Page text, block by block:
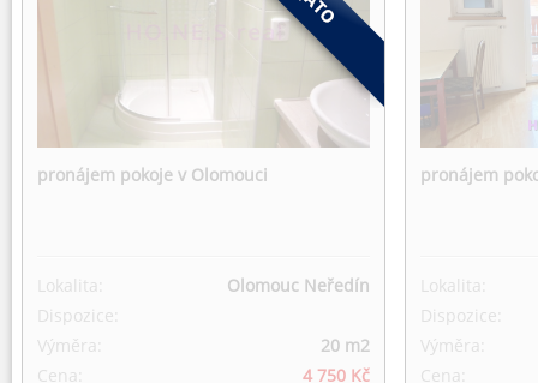
pronájem pokoje v Olomouci
Lokalita:
Olomouc Neředín
Dispozice:
Výměra:
20 m2
Cena:
4 750 Kč
pronájem
Lokalita:
Dispozice:
Výměra:
Cena: